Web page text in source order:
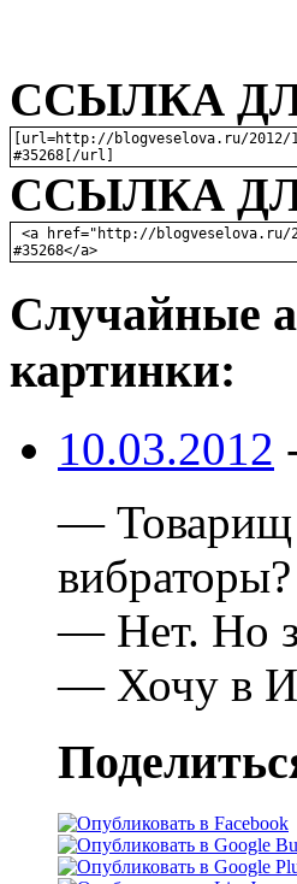
ССЫЛКА
ССЫЛКА
Случайные
картинки:
10.03.2012
— Товарищ
вибраторы?
— Hет. Hо
— Хочу в